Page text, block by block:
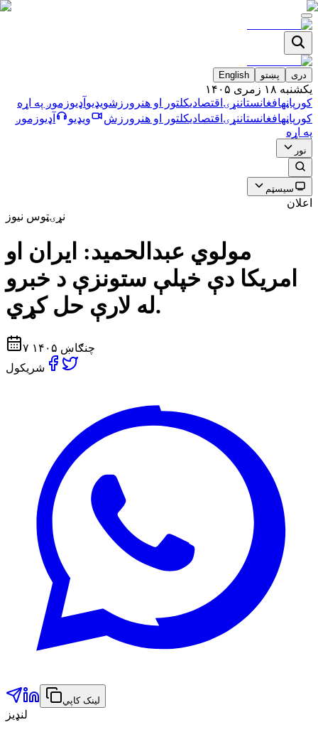
دری پښتو English
يکشنبه ۱۸ زمری ۱۴۰۵
کورپاڼهافغانستاننړۍ اقتصاديکلتور او هنر ورزشویډیو آډیوزموږ په اړه
کورپاڼهافغانستاننړۍ اقتصاديکلتور او هنر ورزش ویډیو آډیوزموږ
په اړه
نور
سیسټم
اعلان
نړۍټوس نیوز
مولوي عبدالحميد: ايران او
امريكا دې خپلې ستونزې د خبرو
له لارې حل كړي.
۷ چنګاښ ۱۴۰۵
شریکول
لینک کاپي
لنډیز